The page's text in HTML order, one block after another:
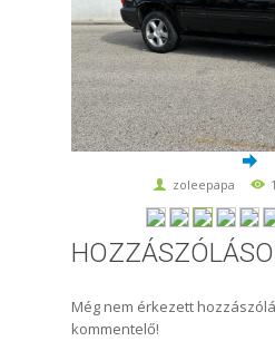
zoleepapa
Még nem érkezett
kommentelő!